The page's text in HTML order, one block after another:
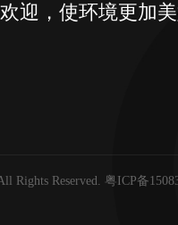
迎，使环境更加
Rights Reserved. 粤ICP备